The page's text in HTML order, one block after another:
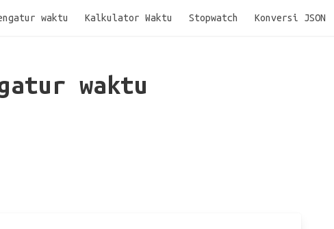
waktu Kalkulator Waktu Stopwatch Konversi JSON
waktu